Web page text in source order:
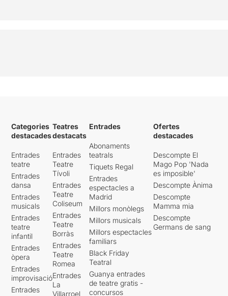
Categories
destacades
Entrades
teatre
Entrades
dansa
Entrades
musicals
Entrades
teatre
infantil
Entrades
òpera
Entrades
improvisació
Entrades
Teatres
destacats
Entrades
Teatre
Tívoli
Entrades
Teatre
Coliseum
Entrades
Teatre
Borràs
Entrades
Teatre
Romea
Entrades
La
Villarroel
Entrades
Abonaments
teatrals
Tiquets Regal
Entrades
espectacles a
Madrid
Millors monòlegs
Millors musicals
Millors espectacles
familiars
Black Friday
Teatral
Guanya entrades
de teatre gratis -
concursos
Ofertes
destacades
Descompte El
Mago Pop 'Nada
es imposible'
Descompte Ànima
Descompte
Mamma mia
Descompte
Germans de sang